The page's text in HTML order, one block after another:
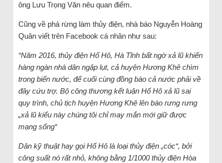
ông Lưu Trọng Văn nêu quan điểm.
Cũng về phá rừng làm thủy điện, nhà báo Nguyễn Hoàng
Quân viết trên Facebook cá nhân như sau:
“Năm 2016, thủy điện Hố Hô, Hà Tĩnh bất ngờ xả lũ khiến
hàng ngàn nhà dân ngập lụt, cả huyện Hương Khê chìm
trong biển nước, để cuối cùng đồng bào cả nước phải về
đây cứu trợ. Bộ công thương kết luận Hố Hô xả lũ sai
quy trình, chủ tịch huyện Hương Khê lên báo rưng rưng
„xả lũ kiểu này chúng tôi chỉ may mắn mới giữ được
mạng sống“
Dân kỹ thuật hay gọi Hố Hô là loại thủy điện „cóc“, bởi
công suất nó rất nhỏ, không bằng 1/1000 thủy điện Hòa